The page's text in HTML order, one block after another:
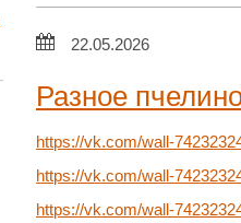
22.05.2026
Разное
https://vk.com/wall-
https://vk.com/wall-
https://vk.com/wall-